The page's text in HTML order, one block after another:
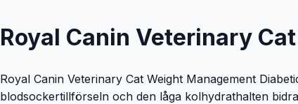
Royal Canin Veterinary
Royal Canin Veterinary Cat Weight Management
blodsockertillförseln och den låga kolhydrathalten